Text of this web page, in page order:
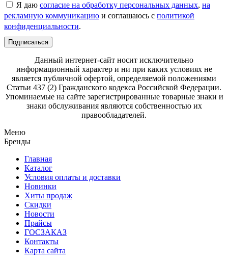
Я даю согласие на обработку персональных данных, на
рекламную коммуникацию и соглашаюсь с политикой
конфиденциальности.
Подписаться
Данный интернет-сайт носит исключительно
информационный характер и ни при каких условиях не
является публичной офертой, определяемой положениями
Статьи 437 (2) Гражданского кодекса Российской Федерации.
Упоминаемые на сайте зарегистрированные товарные знаки и
знаки обслуживания являются собственностью их
правообладателей.
Меню
Бренды
Главная
Каталог
Условия оплаты и доставки
Новинки
Хиты продаж
Скидки
Новости
Прайсы
ГОСЗАКАЗ
Контакты
Карта сайта